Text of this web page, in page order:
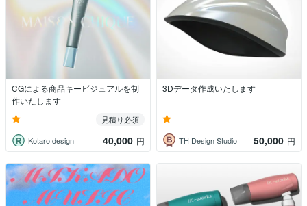
CGによる商品キービジュアルを制
作いたします
-
見積り必須
Kotaro design
40,000 円
3Dデータ作成いたします
-
TH Design Studio 50,000 円